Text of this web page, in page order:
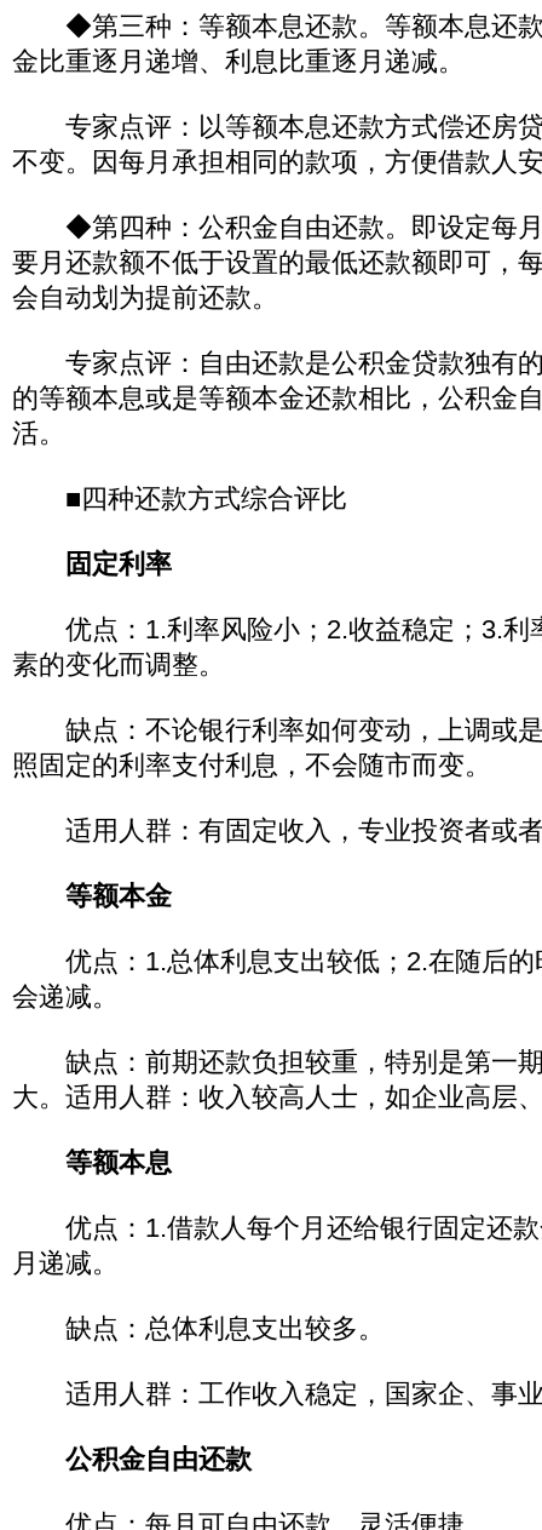
◆第三种：等额本息还款。等额本息还款
金比重逐月递增、利息比重逐月递减。
专家点评：以等额本息还款方式偿还房
不变。因每月承担相同的款项，方便借款人
◆第四种：公积金自由还款。即设定每月
要月还款额不低于设置的最低还款额即可，
会自动划为提前还款。
专家点评：自由还款是公积金贷款独有
的等额本息或是等额本金还款相比，公积金
活。
■四种还款方式综合评比
固定利率
优点：1.利率风险小；2.收益稳定；3.利
素的变化而调整。
缺点：不论银行利率如何变动，上调或
照固定的利率支付利息，不会随市而变。
适用人群：有固定收入，专业投资者或
等额本金
优点：1.总体利息支出较低；2.在随后的
会递减。
缺点：前期还款负担较重，特别是第一
大。适用人群：收入较高人士，如企业高层
等额本息
优点：1.借款人每个月还给银行固定还款
月递减。
缺点：总体利息支出较多。
适用人群：工作收入稳定，国家企、事
公积金自由还款